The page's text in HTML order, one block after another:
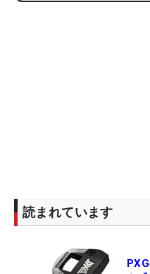
読まれています